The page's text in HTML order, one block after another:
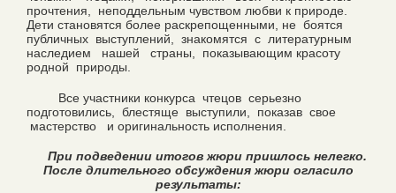
прочтения, неподдельным чувством любви к природе.
Дети становятся более раскрепощенными, не боятся
публичных выступлений, знакомятся с литературным
наследием нашей страны, показывающим красоту
родной природы.
Все участники конкурса чтецов серьезно
подготовились, блестяще выступили, показав свое
мастерство и оригинальность исполнения.
При подведении итогов жюри пришлось нелегко.
После длительного обсуждения жюри огласило
результаты: